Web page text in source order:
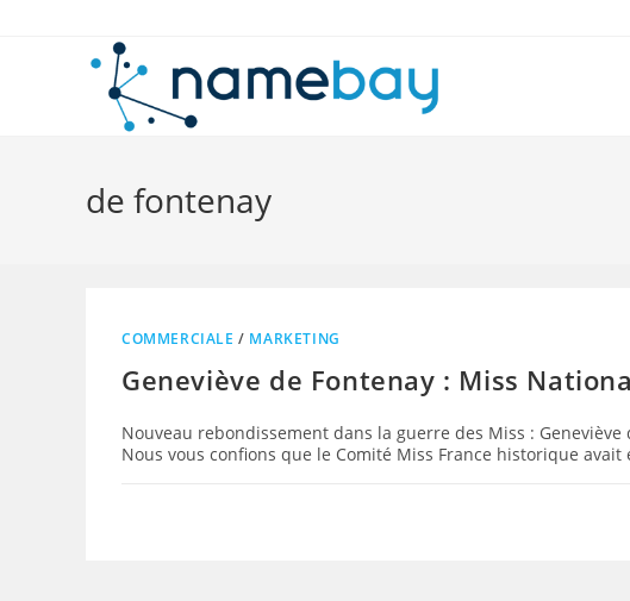
de fontenay
COMMERCIALE / MARKETING
Geneviève de Fontenay : Miss
Nouveau rebondissement dans la guerre des Miss :
Nous vous confions que le Comité Miss France historique avait